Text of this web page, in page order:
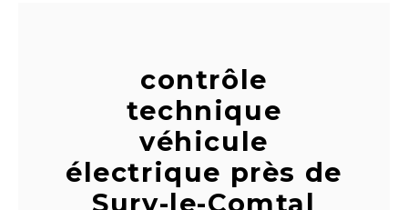
contrôle
technique
véhicule
électrique près de
Sury-le-Comtal